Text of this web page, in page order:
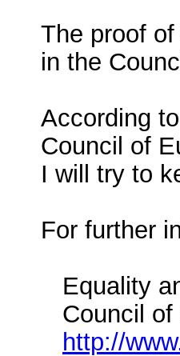
The proof
in the
According
Council of
I will try to
For further
Equality
Council of
http://